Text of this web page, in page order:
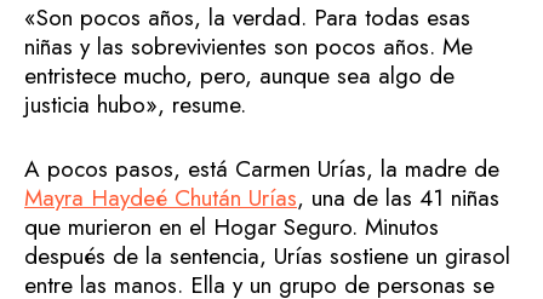
«Son pocos años, la verdad. Para todas esas
niñas y las sobrevivientes son pocos años. Me
entristece mucho, pero, aunque sea algo de
justicia hubo», resume.
A pocos pasos, está Carmen Urías, la madre de
Mayra Haydeé Chután Urías, una de las 41 niñas
que murieron en el Hogar Seguro. Minutos
después de la sentencia, Urías sostiene un girasol
entre las manos. Ella y un grupo de personas se